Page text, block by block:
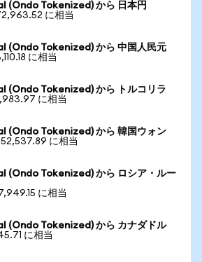
(Ondo Tokenized) から 日本円
に相当
(Ondo Tokenized) から 中国人民元
に相当
(Ondo Tokenized) から トルコリラ
に相当
(Ondo Tokenized) から 韓国ウォン
に相当
(Ondo Tokenized) から ロシア・ルー
に相当
(Ondo Tokenized) から カナダドル
に相当